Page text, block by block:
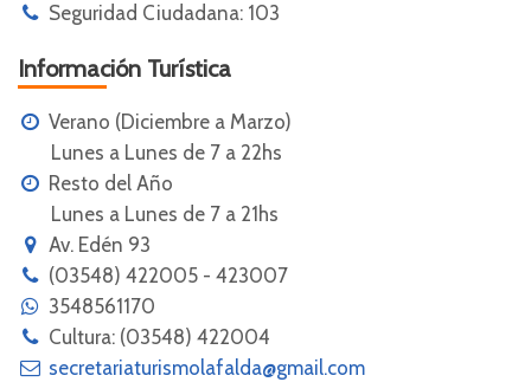
Seguridad Ciudadana: 103
Información Turística
Verano (Diciembre a Marzo)
Lunes a Lunes de 7 a 22hs
Resto del Año
Lunes a Lunes de 7 a 21hs
Av. Edén 93
(03548) 422005 - 423007
3548561170
Cultura: (03548) 422004
secretariaturismolafalda@gmail.com